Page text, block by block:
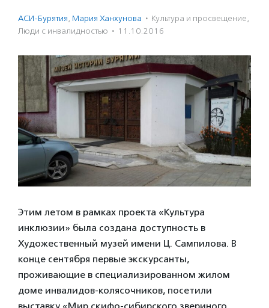
АСИ-Бурятия, Мария Ханхунова · Культура и просвещение,
Люди с инвалидностью · 11.10.2016
Этим летом в рамках проекта «Культура
инклюзии» была создана доступность в
Художественный музей имени Ц. Сампилова. В
конце сентября первые экскурсанты,
проживающие в специализированном жилом
доме инвалидов-колясочников, посетили